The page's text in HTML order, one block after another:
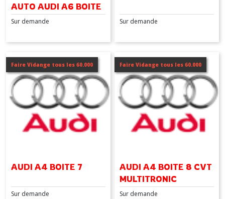
AUTO AUDI A6 BOITE
6
Sur demande Sur demande
Faire Vidange tous les 60.000
AUDI A4 BOITE 7
Sur demande
Faire Vidange tous les 60.000
AUDI A4 BOITE 8 CVT
MULTITRONIC
Sur demande